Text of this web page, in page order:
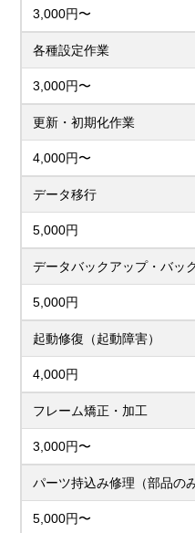
3,000円〜
各種設定作業
3,000円〜
更新・初期化作業
4,000円〜
データ移行
5,000円
データバックアップ・バッ
5,000円
起動修復（起動障害）
4,000円
フレーム矯正・加工
3,000円〜
パーツ持込み修理（部品の
5,000円〜